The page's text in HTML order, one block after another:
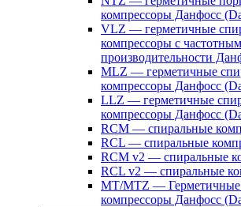
компрессоры Данфосс
VLZ — герметичные
компрессоры с
производительности
MLZ — герметичные
компрессоры Данфосс
LLZ — герметичные
компрессоры Данфосс
RCM — спиральные
RCL — спиральные
RCM v2 — спиральные
RCL v2 — спиральные
MT/MTZ —
компрессоры Данфосс